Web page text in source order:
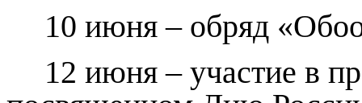
10 июня – обряд
12 июня – участие в